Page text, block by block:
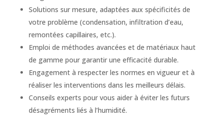
Solutions sur mesure, adaptées aux spécificités de
votre problème (condensation, infiltration d’eau,
remontées capillaires, etc.).
Emploi de méthodes avancées et de matériaux haut
de gamme pour garantir une efficacité durable.
Engagement à respecter les normes en vigueur et à
réaliser les interventions dans les meilleurs délais.
Conseils experts pour vous aider à éviter les futurs
désagréments liés à l’humidité.